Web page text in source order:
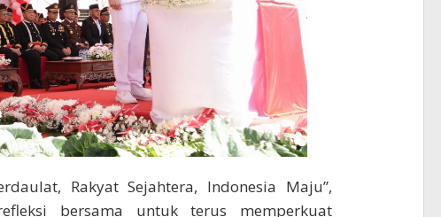
Rakyat Sejahtera, Indonesia Maju”,
bersama untuk terus memperkuat